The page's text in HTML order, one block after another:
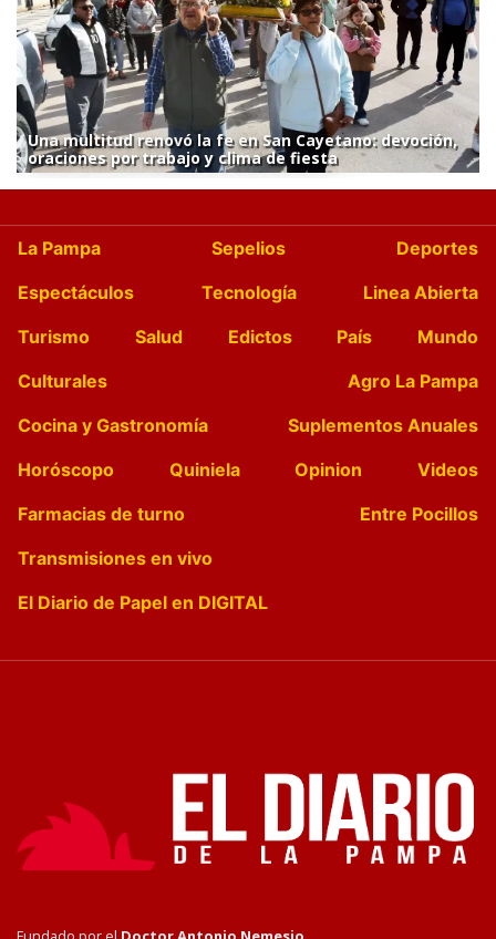
Una multitud renovó la fe en San Cayetano: devoción,
oraciones por trabajo y clima de fiesta
La Pampa Sepelios
Deportes
Espectáculos
Tecnología
Linea Abierta
Turismo
Salud Edictos País
Mundo
Culturales
Agro La Pampa
Cocina y Gastronomía
Suplementos Anuales
Horóscopo
Quiniela Opinion
Videos
Farmacias de turno
Entre Pocillos
Transmisiones en vivo
El Diario de Papel en DIGITAL